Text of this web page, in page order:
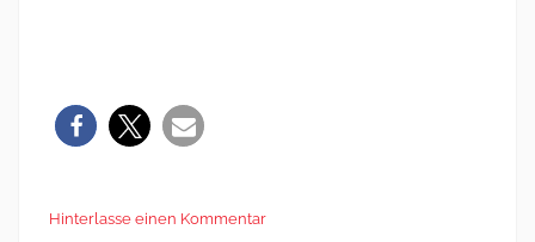
Hinterlasse einen Kommentar